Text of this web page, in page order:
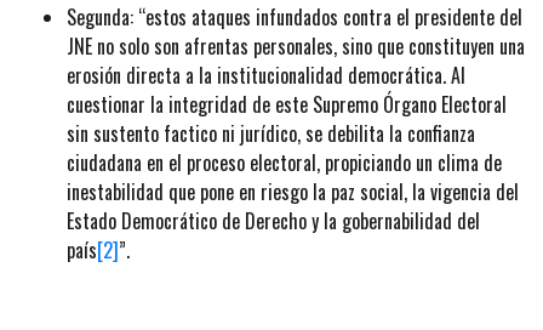
Segunda: “estos ataques infundados contra el presidente del
JNE no solo son afrentas personales, sino que constituyen una
erosión directa a la institucionalidad democrática. Al
cuestionar la integridad de este Supremo Órgano Electoral
sin sustento factico ni jurídico, se debilita la confianza
ciudadana en el proceso electoral, propiciando un clima de
inestabilidad que pone en riesgo la paz social, la vigencia del
Estado Democrático de Derecho y la gobernabilidad del
país[2]”.